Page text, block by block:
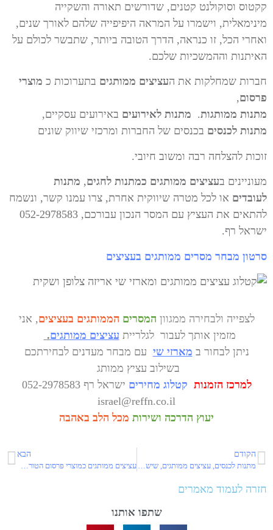
קקטוס וסוקולנט קטנים, שדורשים תאורה והשקייה
מינימאלית, וישמרו על המראה היפיפייה שלהם לאורך שנים,
ואחרי הכל, זו כנראה, הדרך הטובה ביותר, שתבשר לכולם על
האיתנות וההמשכיות שלכם.
חברות שמחלקות את העציצים ממותגים בתערוכות כ מוצרי
פרסום,
מתנות ממותגות. מתנות לאירועים באירועים עסקיים,
מתנות לכנסים בכנסים של החברות ומרכזי שיווק שונים
זוכות להצלחה רבה ומשוב חיובי.
מעוניינים בעציצים ממותגים כמתנות לחגים, מתנות
לעובדים או לכל מטרה שיווקית אחרת, צרו עמנו קשר, ונשמח
להתאים את העציץ עם המסר הנכון עבורכם, 052-2978583
ישראל רף.
סרטון מבחר מסרים ממותגים בעציצים
לצפייה ולבחירה ממגוון המסרים הממותגים בעציצים, אני
מזמין אותך לעבור לגלריית עציצים ממותגים.
ניתן לבחור ב מארזי שי עם מבחר מעדנים לבחירתכם
בשילוב עציץ ממותג
למרכז הזמנות קטלוג מחירים
ישראל רף 052-2978583
israel@reffn.co.il
יעוץ הדרכה ושירות מכל הלב באהבה
הקודם
מתנות לכנסים, עציצים ממותגים, שישדרגו את המותג והעסק שלך בצורה המיטבית
הבא
עציצים ממותגים כמוצרי פרסום הטורבו לשיווק העסק שלך
חזרה לעמוד מאמרים
שתפו אותנו